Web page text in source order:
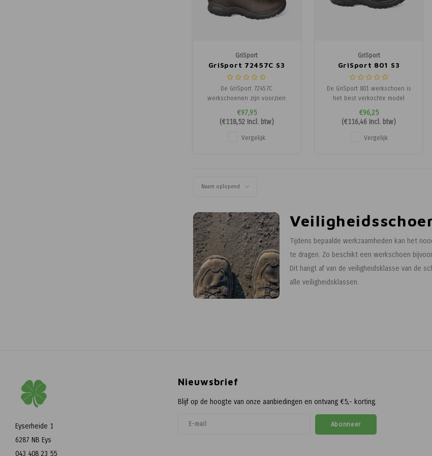
GriSport
GriSport 72457C S3
De GriSport 72457C
werkschoenen zijn voorzien
van twee handige
aantreklussen die het
gemakkelijk maken de
veiligheidsschoenen aan te
GriSport is voorzien van e
€97,95
(€118,52Incl. btw)
Vergelijk
GriSport
GriSport 801 S3
De GriSport 801 werkschoen is
het best verkochte model
onder de GriSport lage
werkschoenen. Deze 801 heeft
alles in huis wat u van een
veiligheidsschoen mag
€96,25
(€116,46 Incl. btw)
Vergelijk
Naam oplopend
Tijdens bepaalde werkzaamheden kan het
te dragen. Zo beschikt een werkschoen
Dit hangt af van de veiligheidsklasse van de
alle veiligheidsklassen.
Eyserheide 1
6287 NB Eys
043 408 23 55
Nieuwsbrief
Blijf op de hoogte van onze aanbiedingen en ontvang €5,- korting.
Abonneer